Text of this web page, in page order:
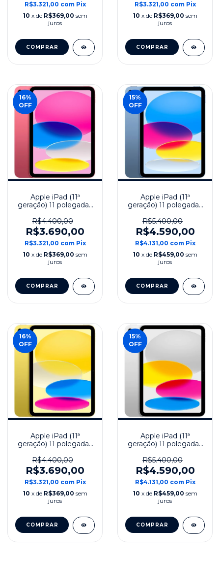
R$3.321,00 com Pix
10 x de R$369,00 sem
juros
COMPRAR
R$3.321,00 com Pix
10 x de R$369,00 sem
juros
COMPRAR
16%
OFF
Apple iPad (11ª
geração) 11 polegadas
2025 - Rosa
R$4.400,00
R$3.690,00
R$3.321,00 com Pix
10 x de R$369,00 sem
juros
COMPRAR
15%
OFF
Apple iPad (11ª
geração) 11 polegadas
2025 - Azul
R$5.400,00
R$4.590,00
R$4.131,00 com Pix
10 x de R$459,00 sem
juros
COMPRAR
16%
OFF
Apple iPad (11ª
geração) 11 polegadas
2025 - Amarelo
R$4.400,00
R$3.690,00
R$3.321,00 com Pix
10 x de R$369,00 sem
juros
COMPRAR
15%
OFF
Apple iPad (11ª
geração) 11 polegadas
2025 - Prata
R$5.400,00
R$4.590,00
R$4.131,00 com Pix
10 x de R$459,00 sem
juros
COMPRAR